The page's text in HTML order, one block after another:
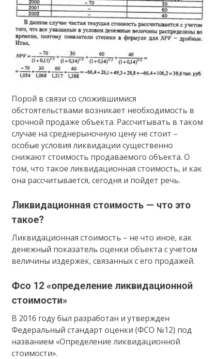
Порой в связи со сложившимися
обстоятельствами возникает необходимость в
срочной продаже объекта. Рассчитывать в таком
случае на среднерыночную цену не стоит –
особые условия ликвидации существенно
снижают стоимость продаваемого объекта. О
том, что такое ликвидационная стоимость, и как
она рассчитывается, сегодня и пойдет речь.
Ликвидационная стоимость — что это
такое?
Ликвидационная стоимость – не что иное, как
денежный показатель оценки объекта с учетом
величины издержек, связанных с его продажей.
Фсо 12 «определение ликвидационной
стоимости»
В 2016 году был разработан и утвержден
Федеральный стандарт оценки (ФСО №12) под
названием «Определение ликвидационной
стоимости».